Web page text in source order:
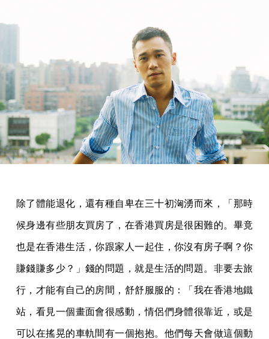
除了體能退化，還有種自卑在三十初洶湧而來，「那時
候身邊有些朋友買房了，在香港買房是很困難的。畢竟
也是在香港生活，你跟家人一起住，你沒有房子啊？你
賺錢賺多少？」錢的問題，就是生活的問題。非要去旅
行，才能有自己的房間，舒舒服服的：「我在香港地鐵
站，看見一個畫面會很感動，情侶們身體很靠近，或是
可以在搖晃的車軌間有一個抱抱。他們每天會做這個動